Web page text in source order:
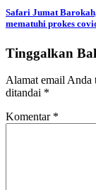
Safari Jumat
mematuhi prokes
Tinggalkan
Alamat email Anda
ditandai *
Komentar *